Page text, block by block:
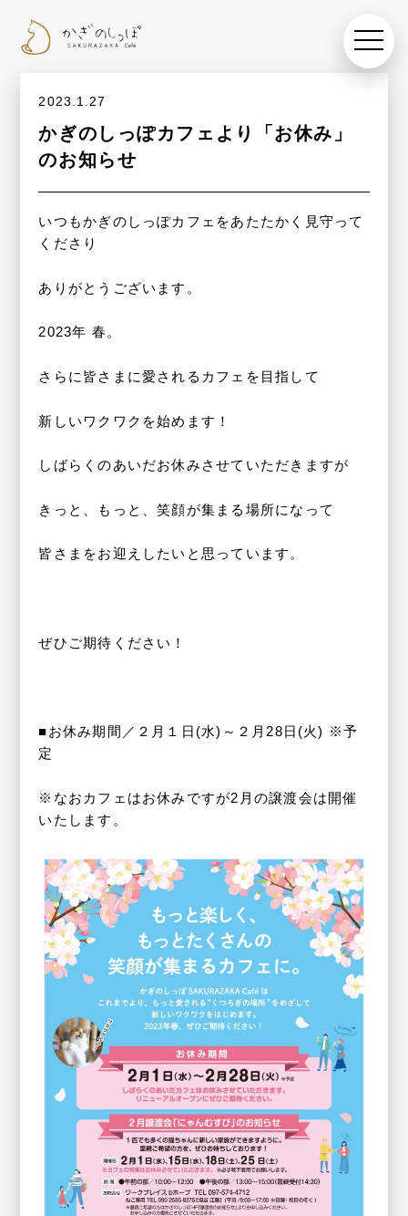
toggle
2023.1.27
かぎのしっぽカフェより「お休み」
のお知らせ
いつもかぎのしっぽカフェをあたたかく見守って
くださり
ありがとうございます。
2023年 春。
さらに皆さまに愛されるカフェを目指して
新しいワクワクを始めます！
しばらくのあいだお休みさせていただきますが
きっと、もっと、笑顔が集まる場所になって
皆さまをお迎えしたいと思っています。
ぜひご期待ください！
■お休み期間／２月１日(水)～２月28日(火) ※予
定
※なおカフェはお休みですが2月の譲渡会は開催
いたします。